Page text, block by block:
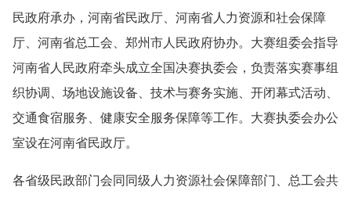
民政府承办，河南省民政厅、河南省人力资源和社会保障
厅、河南省总工会、郑州市人民政府协办。大赛组委会指导
河南省人民政府牵头成立全国决赛执委会，负责落实赛事组
织协调、场地设施设备、技术与赛务实施、开闭幕式活动、
交通食宿服务、健康安全服务保障等工作。大赛执委会办公
室设在河南省民政厅。
各省级民政部门会同同级人力资源社会保障部门、总工会共